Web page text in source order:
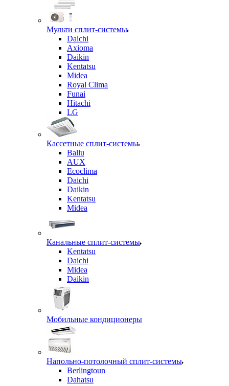
Мульти сплит-системы
Daichi
Axioma
Daikin
Kentatsu
Midea
Royal Clima
Funai
Hitachi
LG
Кассетные сплит-системы
Ballu
AUX
Ecoclima
Daichi
Daikin
Kentatsu
Midea
Канальные сплит-системы
Kentatsu
Daichi
Midea
Daikin
Мобильные кондиционеры
Напольно-потолочный сплит-системы
Berlingtoun
Dahatsu